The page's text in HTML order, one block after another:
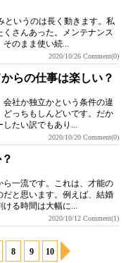
というのは長く動きます。私
さんあった。メンテナンス
のまま使い続...
2020/10/26 Comment(0)
らの仕事は楽しい？
社か独立かという条件の違
っちもしんどいです。だか
たい訳でもあり...
2020/10/20 Comment(0)
一流です。これは、才能の
と思います。例えば、結婚
る時間は大幅に...
2020/10/12 Comment(1)
8 9 10